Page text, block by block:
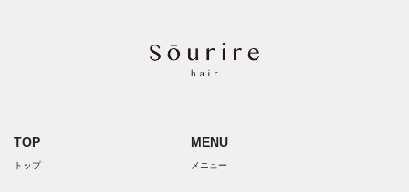
TOP
トップ
MENU
メニュー